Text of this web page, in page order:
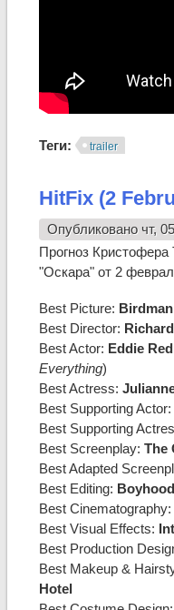
Теги: trailer
HitFix (2
Опубликовано чт,
Прогноз
"Оскара" от 2
Best Picture: Birdman
Best Director:
Best Actor: Eddie
Everything)
Best Actress:
Best Supporting Actor:
Best Supporting
Best Screenplay: The
Best Adapted
Best Editing: Boyhood
Best Cinematography:
Best Visual Effects:
Best Production
Best Makeup &
Hotel